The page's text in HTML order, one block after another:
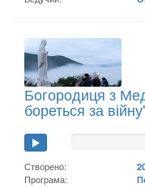
Богородиця з
бореться за
Створено:
Програма: